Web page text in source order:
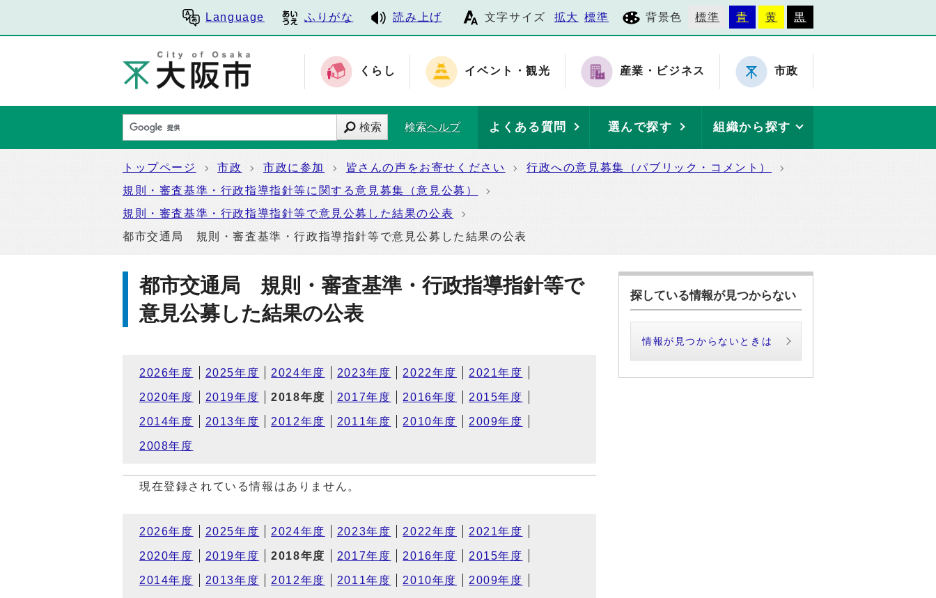
Language ふりがな 読み上げ 文字サイズ 拡大 標準 背景色 標準 青 黄 黒
くらし イベント・観光 産業・ビジネス 市政
検索 検索ヘルプ よくある質問 選んで探す 組織から探す
トップページ 市政 市政に参加 皆さんの声をお寄せください
行政への意見募集（パブリック・コメント）
規則・審査基準・行政指導指針等に関する意見募集（意見公募）
規則・審査基準・行政指導指針等で意見公募した結果の公表
都市交通局 規則・審査基準・行政指導指針等で意見公募した結果の公表
都市交通局 規則・審査基準・行政指導指針等で
意見公募した結果の公表
2026年度 2025年度 2024年度 2023年度 2022年度 2021年度
2020年度 2019年度 2018年度 2017年度 2016年度 2015年度
2014年度 2013年度 2012年度 2011年度 2010年度 2009年度
2008年度
現在登録されている情報はありません。
2026年度 2025年度 2024年度 2023年度 2022年度 2021年度
2020年度 2019年度 2018年度 2017年度 2016年度 2015年度
2014年度 2013年度 2012年度 2011年度 2010年度 2009年度
探している情報が見つからない
情報が見つからないときは